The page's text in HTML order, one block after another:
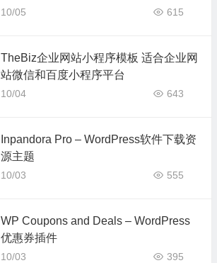
10/05 615
TheBiz企业网站小程序模板 适合企业网
站微信和百度小程序平台
10/04 643
Inpandora Pro – WordPress软件下载资
源主题
10/03 555
WP Coupons and Deals – WordPress
优惠券插件
10/03 395